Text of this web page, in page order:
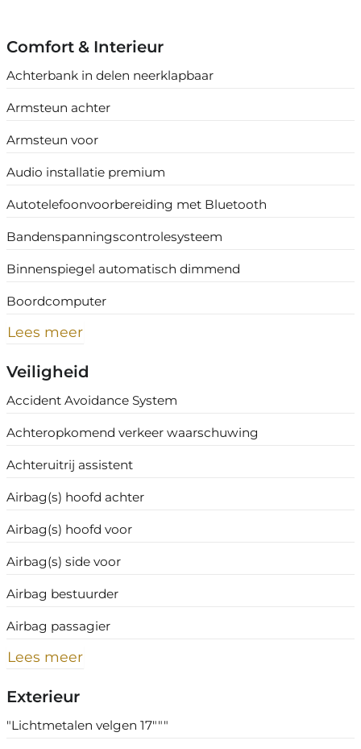
Comfort & Interieur
Achterbank in delen neerklapbaar
Armsteun achter
Armsteun voor
Audio installatie premium
Autotelefoonvoorbereiding met Bluetooth
Bandenspanningscontrolesysteem
Binnenspiegel automatisch dimmend
Boordcomputer
Lees meer
Veiligheid
Accident Avoidance System
Achteropkomend verkeer waarschuwing
Achteruitrij assistent
Airbag(s) hoofd achter
Airbag(s) hoofd voor
Airbag(s) side voor
Airbag bestuurder
Airbag passagier
Lees meer
Exterieur
"Lichtmetalen velgen 17"""